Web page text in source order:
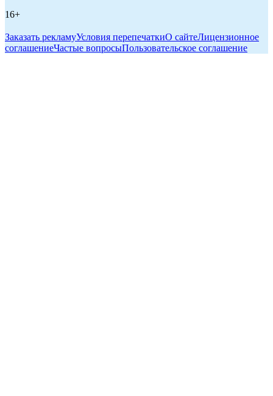
16+
Заказать рекламуУсловия перепечаткиО сайтеЛицензионное
соглашениеЧастые вопросыПользовательское соглашение